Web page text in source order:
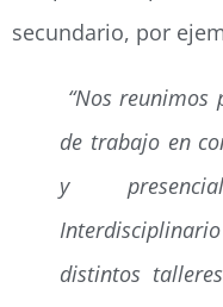
secundario, por
“Nos
de trabajo en
y
distintos